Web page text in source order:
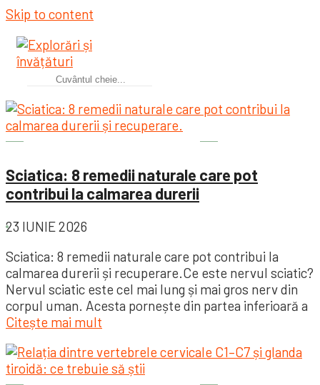
Skip to content
Sciatica: 8 remedii naturale care pot
contribui la calmarea durerii
23 IUNIE 2026
Sciatica: 8 remedii naturale care pot contribui la
calmarea durerii și recuperare.Ce este nervul sciatic?
Nervul sciatic este cel mai lung și mai gros nerv din
corpul uman. Acesta pornește din partea inferioară a
Citește mai mult